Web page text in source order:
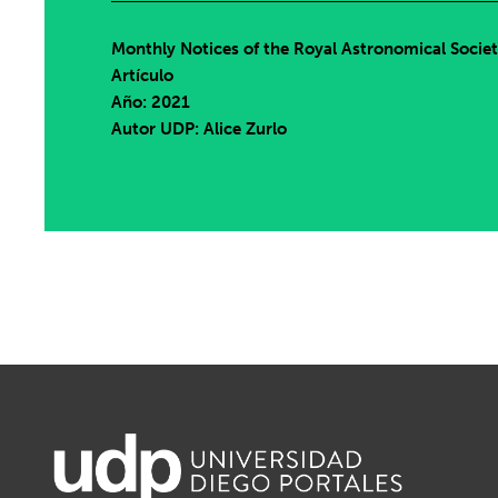
Monthly Notices of the Royal Astronomical
Artículo
Año: 2021
Autor UDP:Alice Zurlo